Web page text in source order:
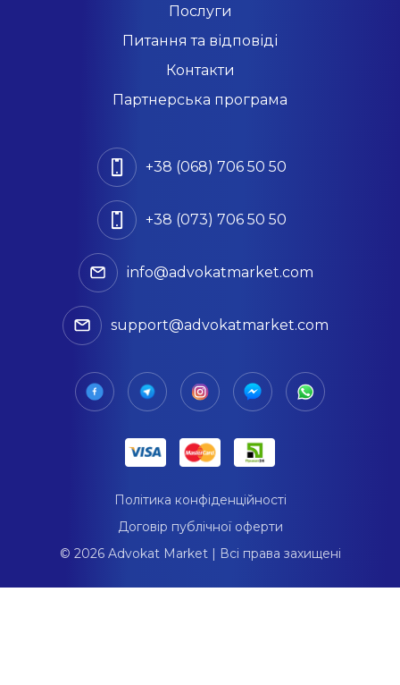
Послуги
Питання та відповіді
Контакти
Партнерська програма
+38 (068) 706 50 50
+38 (073) 706 50 50
info@advokatmarket.com
support@advokatmarket.com
Політика конфіденційності
Договір публічної оферти
© 2026 Advokat Market | Всі права захищені